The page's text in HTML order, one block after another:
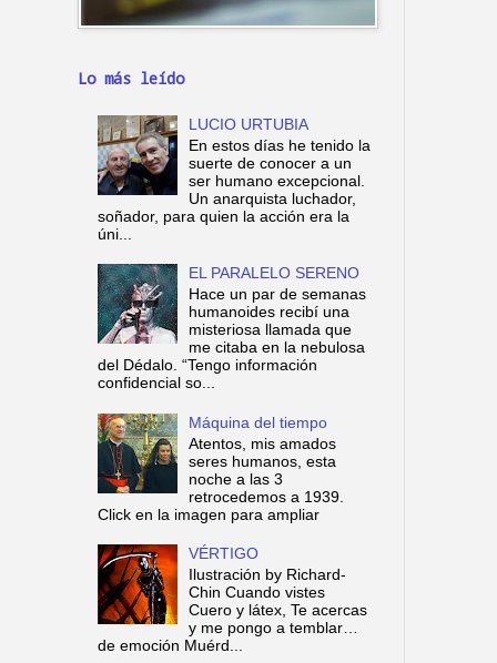
Lo más leído
LUCIO URTUBIA
En estos días he tenido la
suerte de conocer a un
ser humano excepcional.
Un anarquista luchador,
soñador, para quien la acción era la
úni...
EL PARALELO SERENO
Hace un par de semanas
humanoides recibí una
misteriosa llamada que
me citaba en la nebulosa
del Dédalo. “Tengo información
confidencial so...
Máquina del tiempo
Atentos, mis amados
seres humanos, esta
noche a las 3
retrocedemos a 1939.
Click en la imagen para ampliar
VÉRTIGO
Ilustración by Richard-
Chin Cuando vistes
Cuero y látex, Te acercas
y me pongo a temblar…
de emoción Muérd...